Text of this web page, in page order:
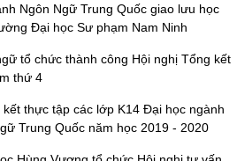
Ngôn Ngữ Trung Quốc giao lưu học
Đại học Sư phạm Nam Ninh
tổ chức thành công Hội nghị Tổng kết
thứ 4
kết thực tập các lớp K14 Đại học ngành
Trung Quốc năm học 2019 - 2020